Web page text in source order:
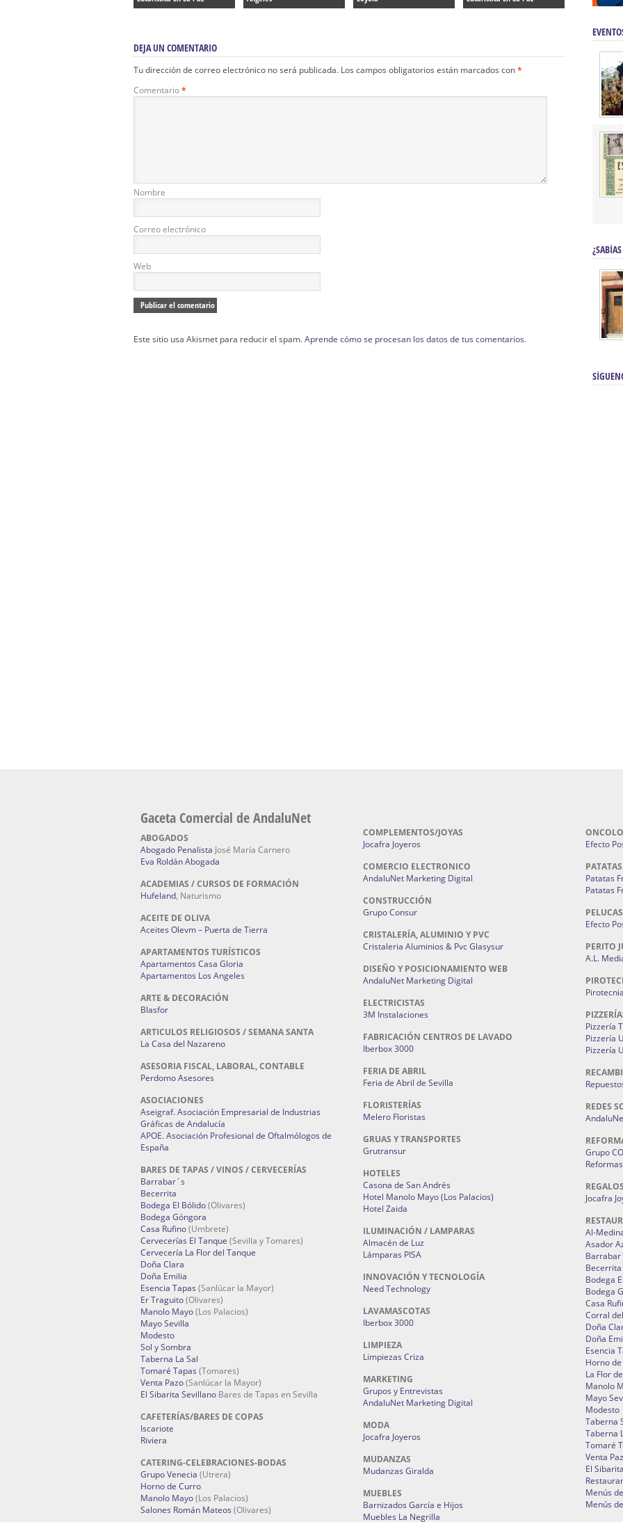
DEJA UN COMENTARIO
Tu dirección de correo electrónico no será publicada. Los campos obligatorios están marcados con*
Comentario*
Nombre
Correo electrónico
Web
Este sitio usa Akismet para reducir el spam.Aprende cómo se procesan los datos de tus comentarios.
Gaceta Comercial de AndaluNet
ABOGADOS
Abogado Penalista José María Carnero
Eva Roldán Abogada
ACADEMIAS / CURSOS DE FORMACIÓN
Hufeland, Naturismo
ACEITE DE OLIVA
Aceites Olevm – Puerta de Tierra
APARTAMENTOS TURÍSTICOS
Apartamentos Casa Gloria
Apartamentos Los Angeles
ARTE & DECORACIÓN
Blasfor
ARTICULOS RELIGIOSOS / SEMANA SANTA
La Casa del Nazareno
ASESORIA FISCAL, LABORAL, CONTABLE
Perdomo Asesores
ASOCIACIONES
Aseigraf. Asociación Empresarial de Industrias
Gráficas de Andalucía
APOE. Asociación Profesional de Oftalmólogos de
España
BARES DE TAPAS / VINOS / CERVECERÍAS
Barrabar´s
Becerrita
Bodega El Bólido(Olivares)
Bodega Góngora
Casa Rufino(Umbrete)
Cervecerías El Tanque (Sevilla y Tomares)
Cervecería La Flor del Tanque
Doña Clara
Doña Emilia
Esencia Tapas (Sanlúcar la Mayor)
Er Traguito(Olivares)
Manolo Mayo(Los Palacios)
Mayo Sevilla
Modesto
Sol y Sombra
Taberna La Sal
Tomaré Tapas (Tomares)
Venta Pazo(Sanlúcar la Mayor)
El Sibarita Sevillano Bares de Tapas en Sevilla
CAFETERÍAS/BARES DE COPAS
Iscariote
Riviera
CATERING-CELEBRACIONES-BODAS
Grupo Venecia (Utrera)
Horno de Curro
Manolo Mayo(Los Palacios)
Salones Román Mateos (Olivares)
COMPLEMENTOS/JOYAS
Jocafra Joyeros
COMERCIO ELECTRONICO
AndaluNet Marketing Digital
CONSTRUCCIÓN
Grupo Consur
CRISTALERÍA, ALUMINIO Y PVC
Cristaleria Aluminios & Pvc Glasysur
DISEÑO Y POSICIONAMIENTO WEB
AndaluNet Marketing Digital
ELECTRICISTAS
3M Instalaciones
FABRICACIÓN CENTROS DE LAVADO
Iberbox 3000
FERIA DE ABRIL
Feria de Abril de Sevilla
FLORISTERÍAS
Melero Floristas
GRUAS Y TRANSPORTES
Grutransur
HOTELES
Casona de San Andrés
Hotel Manolo Mayo (Los Palacios)
Hotel Zaida
ILUMINACIÓN / LAMPARAS
Almacén de Luz
Lámparas PISA
INNOVACIÓN Y TECNOLOGÍA
Need Technology
LAVAMASCOTAS
Iberbox 3000
LIMPIEZA
Limpiezas Criza
MARKETING
Grupos y Entrevistas
AndaluNet Marketing Digital
MODA
Jocafra Joyeros
MUDANZAS
Mudanzas Giralda
MUEBLES
Barnizados García e Hijos
Muebles La Negrilla
Efecto
Patatas
Patatas
PELUCAS
Efecto
PERITO
A.L.
Pizzería
Pizzería
Pizzería
REDES
Grupo
Jocafra
Al-
Asador
Becerrita
Bodega
Bodega
Casa
Corral
Doña
Doña
Esencia
Horno
La Flor
Manolo
Mayo
Modesto
Taberna
Taberna
Tomaré
Venta
El
Menús
Menús